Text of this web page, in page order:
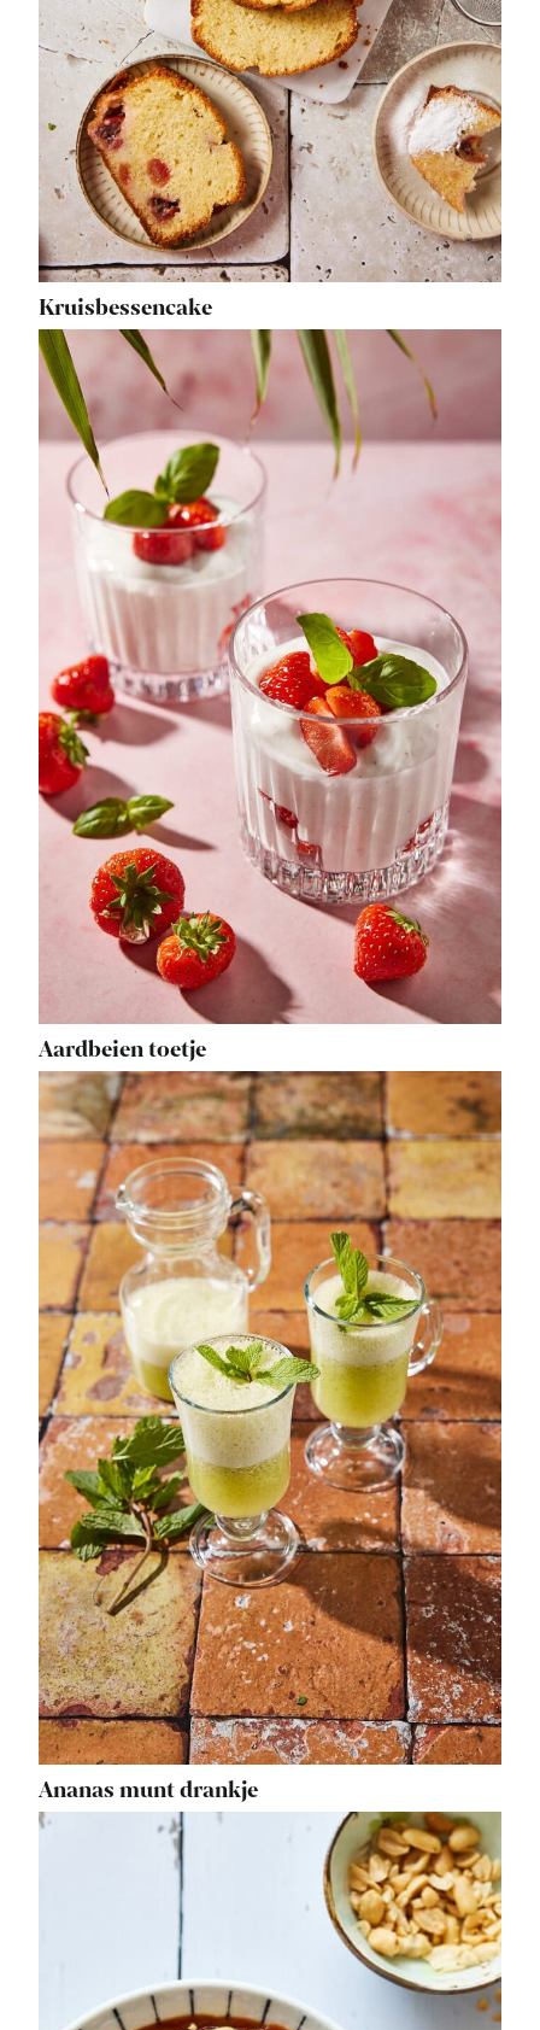
Kruisbessencake
Aardbeien toetje
Ananas munt drankje